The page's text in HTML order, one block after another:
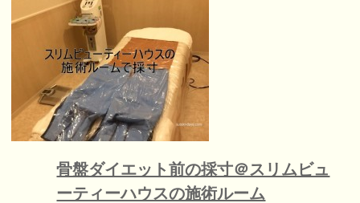
骨盤ダイエット前の採寸＠スリムビュ
ーティーハウスの施術ルーム